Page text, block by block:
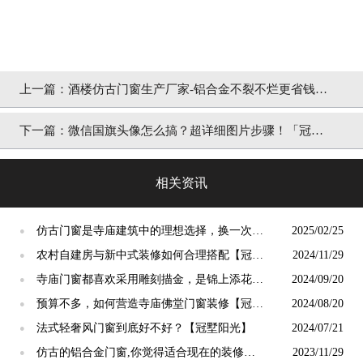
上一篇： 酒楼仿古门窗生产厂家-铝合金不裂不烂更省钱
「冠墅阳光」
下一篇： 微信国旗头像怎么搞？超详细图片步骤！「冠墅
相关资讯
●
仿古门窗是寺庙建筑中的理想选择，换一次用
终生【冠墅阳光】
2025/02/25
●
农村自建房与新中式装修如何合理搭配【冠墅
阳光】
2024/11/29
●
寺庙门窗都喜欢采用雕刻描金，是锦上添花
吗？【冠墅阳光】
2024/09/20
●
预算不多，如何营造寺庙佛堂门窗装修【冠墅
阳光】
2024/08/20
● 法式轻奢风门窗到底好不好？【冠墅阳光】 2024/07/21
●
仿古的铝合金门窗,你觉得适合现在的装修吗?
2023/11/29